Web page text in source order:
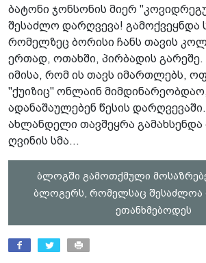
ბატონი ჯონსონის მიერ
შესაძლო დარღვევა! გამოქვეყნდა
რომელზეც ბორისი ჩანს თავის
ერთად, ოთახში, პირბადის გარეშე.
იმისა, რომ ის თავს იმართლებს,
"ქუიზიც" ონლაინ
ადანაშაულებენ წესის
ახლანდელი თავშეყრა გამახსენდა
ღვინის სმა...
ბლოგში გამოთქმული
ბლოგერს, რომელსაც შესაძლოა
ეთანხმებოდეს